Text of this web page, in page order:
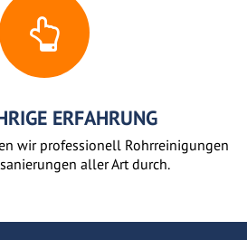
ERFAHRUNG
wir professionell Rohrreinigungen
aller Art durch.